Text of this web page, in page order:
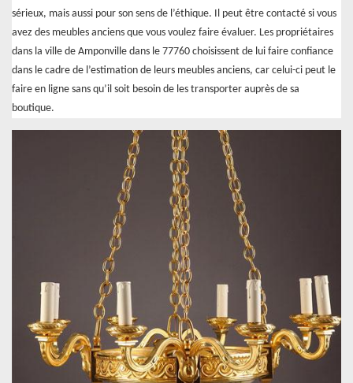
sérieux, mais aussi pour son sens de l’éthique. Il peut être contacté si vous
avez des meubles anciens que vous voulez faire évaluer. Les propriétaires
dans la ville de Amponville dans le 77760 choisissent de lui faire confiance
dans le cadre de l’estimation de leurs meubles anciens, car celui-ci peut le
faire en ligne sans qu’il soit besoin de les transporter auprès de sa
boutique.